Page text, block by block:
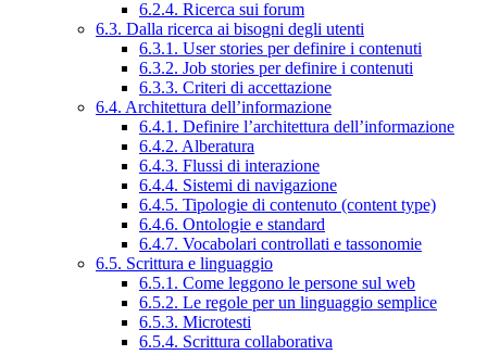
6.2.4. Ricerca sui forum
6.3. Dalla ricerca ai bisogni degli utenti
6.3.1. User stories per definire i contenuti
6.3.2. Job stories per definire i contenuti
6.3.3. Criteri di accettazione
6.4. Architettura dell’informazione
6.4.1. Definire l’architettura dell’informazione
6.4.2. Alberatura
6.4.3. Flussi di interazione
6.4.4. Sistemi di navigazione
6.4.5. Tipologie di contenuto (content type)
6.4.6. Ontologie e standard
6.4.7. Vocabolari controllati e tassonomie
6.5. Scrittura e linguaggio
6.5.1. Come leggono le persone sul web
6.5.2. Le regole per un linguaggio semplice
6.5.3. Microtesti
6.5.4. Scrittura collaborativa